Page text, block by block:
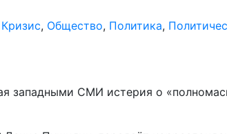
Кризис, Общество, Политика,
западными СМИ истерия о